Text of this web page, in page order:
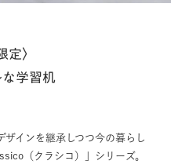
定〉
学習机
インを継承しつつ今の暮らし
（クラシコ）」シリーズ。